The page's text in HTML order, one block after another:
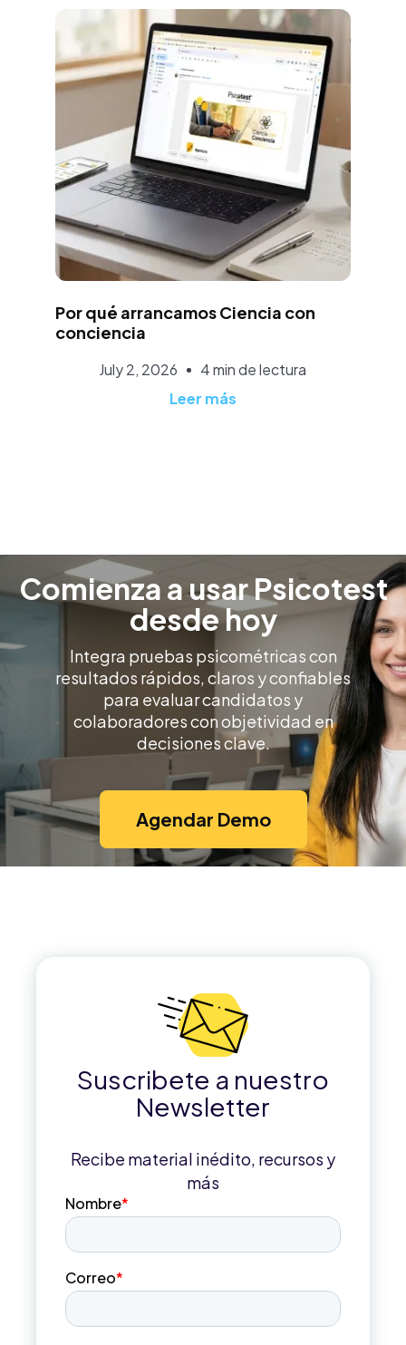
Rubén Ruiz
Por qué arrancamos Ciencia con
conciencia
July 2, 2026
4 min de lectura
Leer más
Comienza a usar Psicotest
desde hoy
Integra pruebas psicométricas con
resultados rápidos, claros y confiables
para evaluar candidatos y
colaboradores con objetividad en
decisiones clave.
Agendar Demo
Suscribete a nuestro
Newsletter
Recibe material inédito, recursos y
más